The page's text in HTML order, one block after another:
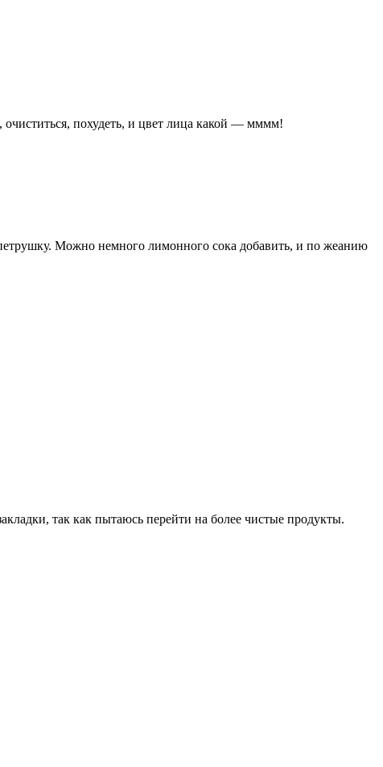
похудеть, и цвет лица какой — мммм!
Можно немного лимонного сока добавить, и по жеанию
так как пытаюсь перейти на более чистые продукты.